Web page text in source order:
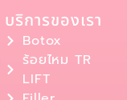
บริการของเรา
Botox
ร้อยไหม TR
LIFT